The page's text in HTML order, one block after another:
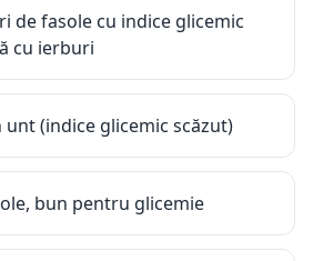
de fasole cu indice glicemic
cu ierburi
(indice glicemic scăzut)
bun pentru glicemie